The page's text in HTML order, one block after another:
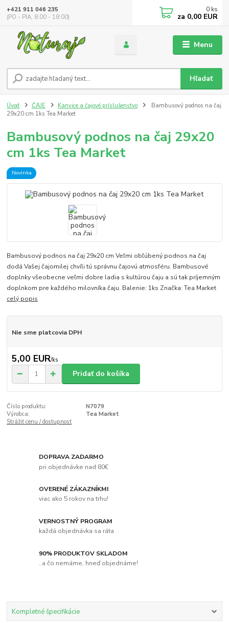
Menu
Hľadať
+421 911 046 235
(PO - PIA, 8:00 - 18:00)
0 ks
za 0,00 EUR
Úvod ČAJE Kanvice a čajové príslušenstvo
Bambusový podnos na čaj
29x20 cm 1ks Tea Market
Bambusový podnos na čaj 29x20
cm 1ks Tea Market
Novinka
Bambusový podnos na čaj 29x20 cm Veľmi obľúbený podnos na čaj
dodá Vašej čajomilej chvíli tú správnu čajovú atmosféru. Bambusové
doplnky všeobecne veľmi dobre ladia s kultúrou čaju a sú tak príjemným
doplnkom pre každého milovníka čaju. Balenie: 1ks Značka: Tea Market
celý popis
Nie sme platcovia DPH
5,00 EUR/ks
Pridať do košíka
Číslo produktu:
N7079
Výrobca:
Tea Market
Strážiť cenu / dostupnosť
DOPRAVA ZADARMO
pri objednávke nad 80€
OVERENÉ ZÁKAZNÍKMI
viac ako 5 rokov na trhu!
VERNOSTNÝ PROGRAM
každá objednávka sa ráta
90% PRODUKTOV SKLADOM
..a čo nemáme, hneď objednáme!
Kompletné špecifikácie